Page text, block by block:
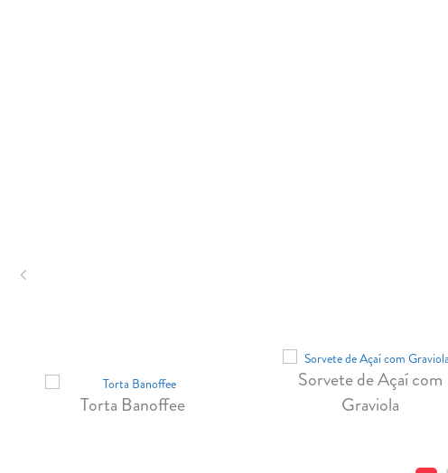
Torta Banoffee
Sorvete de Açaí com
Graviola